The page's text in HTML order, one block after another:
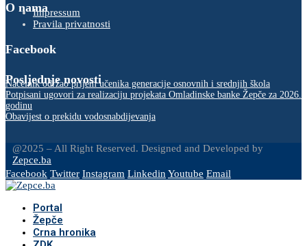
O namaImpressum
Pravila privatnosti
Facebook
Posljednje novosti
Načelnik održao prijem učenika generacije osnovnih i srednjih škola
Potpisani ugovori za realizaciju projekata Omladinske banke Žepče za 2026.
godinu
Obavijest o prekidu vodosnabdijevanja
@2025 – All Right Reserved. Designed and Developed by
Zepce.ba
Facebook Twitter Instagram Linkedin Youtube Email
Portal
Žepče
Crna hronika